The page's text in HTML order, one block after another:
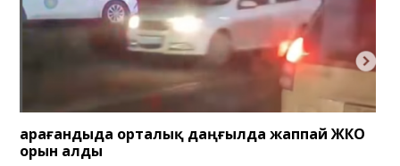
Қарағандыда орталық даңғылда жаппай ЖКО
орын алды